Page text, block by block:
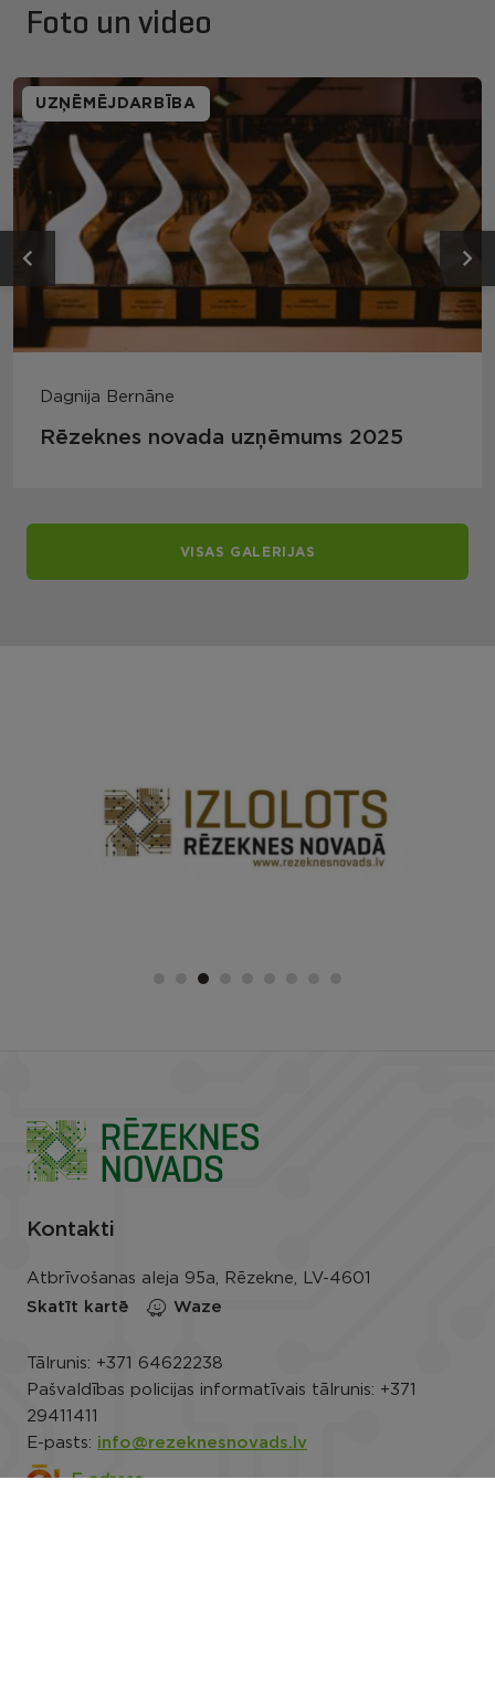
Foto un video
UZŅĒMĒJDARBĪBA
Dagnija Bernāne
Rēzeknes novada uzņēmums 2025
VISAS GALERIJAS
Kontakti
Atbrīvošanas aleja 95a, Rēzekne, LV-4601
Skatīt kartē
Waze
Tālrunis: +371 64622238
Pašvaldības policijas informatīvais tālrunis: +371
29411411
E-pasts: info@rezeknesnovads.lv
E-adrese